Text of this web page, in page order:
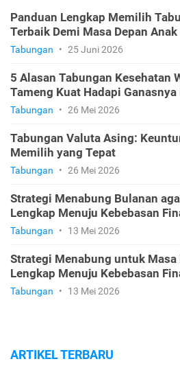
Panduan Lengkap Memilih
Terbaik Demi Masa Depan Anak
Tabungan • 25 Juni 2026
5 Alasan Tabungan Kesehatan
Tameng Kuat Hadapi
Tabungan • 26 Mei 2026
Tabungan Valuta Asing:
Memilih yang Tepat
Tabungan • 26 Mei 2026
Strategi Menabung Bulanan
Lengkap Menuju Kebebasan
Tabungan • 13 Mei 2026
Strategi Menabung untuk Masa
Lengkap Menuju Kebebasan
Tabungan • 13 Mei 2026
ARTIKEL TERBARU